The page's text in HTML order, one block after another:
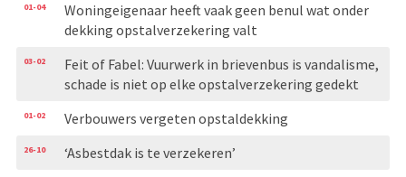
01-04
Woningeigenaar heeft vaak geen benul wat onder
dekking opstalverzekering valt
03-02
Feit of Fabel: Vuurwerk in brievenbus is vandalisme,
schade is niet op elke opstalverzekering gedekt
01-02 Verbouwers vergeten opstaldekking
26-10 ‘Asbestdak is te verzekeren’